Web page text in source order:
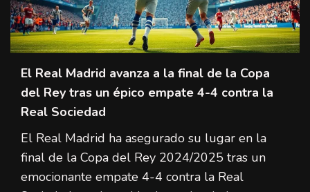
El Real Madrid avanza a la final de la Copa
del Rey tras un épico empate 4-4 contra la
Real Sociedad
El Real Madrid ha asegurado su lugar en la
final de la Copa del Rey 2024/2025 tras un
emocionante empate 4-4 contra la Real